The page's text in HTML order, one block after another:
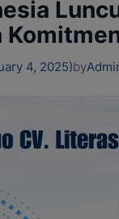
4, 2025)by